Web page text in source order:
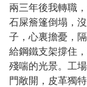
兩三年後我轉職
石屎簷篷倒塌，
子，心裏擔憂，
給鋼鐵支架撐住
殘喘的光景。工
門敞開，皮革獨